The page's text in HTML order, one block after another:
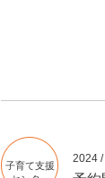
子育て支援
2024